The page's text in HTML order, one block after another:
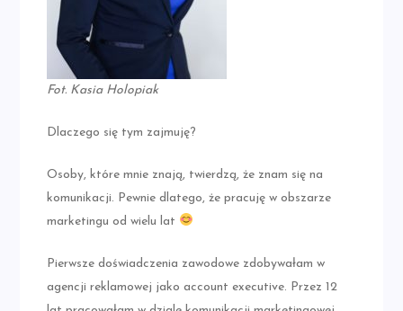
Fot. Kasia Holopiak
Dlaczego się tym zajmuję?
Osoby, które mnie znają, twierdzą, że znam się na
komunikacji. Pewnie dlatego, że pracuję w obszarze
marketingu od wielu lat
Pierwsze doświadczenia zawodowe zdobywałam w
agencji reklamowej jako account executive. Przez 12